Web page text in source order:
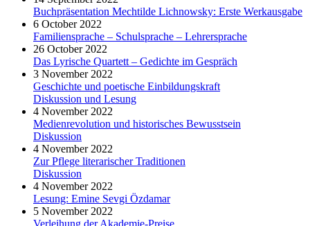
Buchpräsentation Mechtilde Lichnowsky: Erste Werkausgabe
6 October 2022
Familiensprache – Schulsprache – Lehrersprache
26 October 2022
Das Lyrische Quartett – Gedichte im Gespräch
3 November 2022
Geschichte und poetische Einbildungskraft
Diskussion und Lesung
4 November 2022
Medienrevolution und historisches Bewusstsein
Diskussion
4 November 2022
Zur Pflege literarischer Traditionen
Diskussion
4 November 2022
Lesung: Emine Sevgi Özdamar
5 November 2022
Verleihung der Akademie-Preise